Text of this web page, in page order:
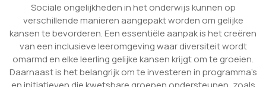
Sociale ongelijkheden in het onderwijs kunnen op
verschillende manieren aangepakt worden om gelijke
kansen te bevorderen. Een essentiële aanpak is het creëren
van een inclusieve leeromgeving waar diversiteit wordt
omarmd en elke leerling gelijke kansen krijgt om te groeien.
Daarnaast is het belangrijk om te investeren in programma’s